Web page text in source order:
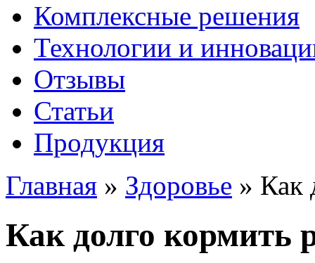
Комплексные решения
Технологии и
Отзывы
Статьи
Продукция
Главная » Здоровье » Как
Как долго кормить